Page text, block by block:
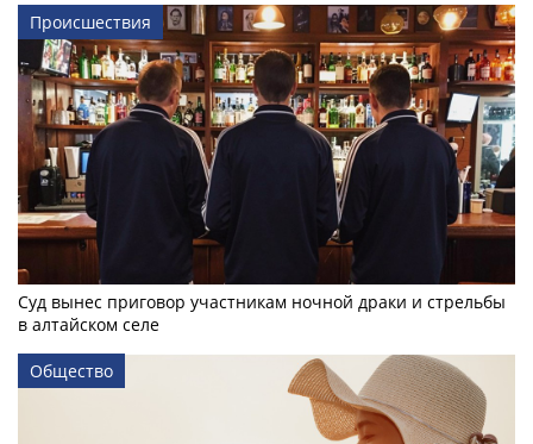
Происшествия
Суд вынес приговор участникам ночной драки и стрельбы
в алтайском селе
Общество